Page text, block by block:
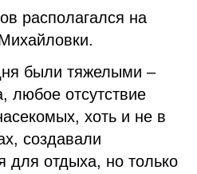
располагался на
были тяжелыми –
любое отсутствие
хоть и не в
создавали
для отдыха, но только